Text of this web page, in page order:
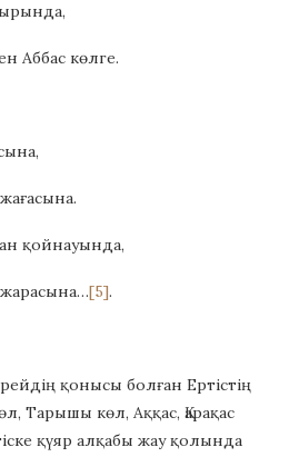
Аббас көлге.
қойнауында,
[5].
қонысы болған Ертістің
Тарышы көл, Аққас, Қарақас
қүяр алқабы жау қолында